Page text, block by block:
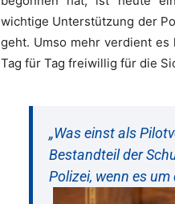
wichtige Unterstützung der
geht. Umso mehr verdient es
Tag für Tag freiwillig für die
„Was einst als
Bestandteil der
Polizei, wenn es